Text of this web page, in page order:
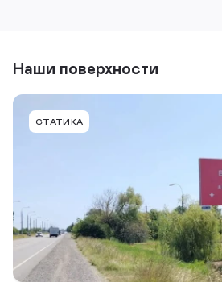
Наши поверхности
СТАТИКА
SLA059ABB
г. Славянск-на-Кубани,
А-289 Краснодар - Темрюк, А-
Керчь104+700 (слева), в г.
Тип конструкции Размер
6,0 х
Подробнее